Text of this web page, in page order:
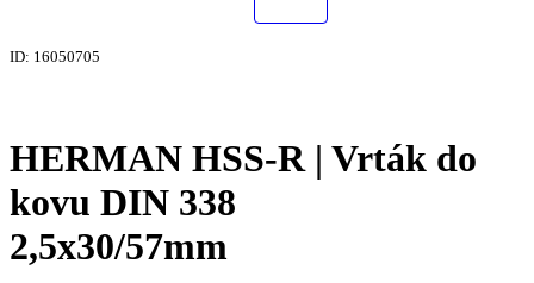
ID: 16050705
HERMAN HSS-R | Vrták do
kovu DIN 338
2,5x30/57mm